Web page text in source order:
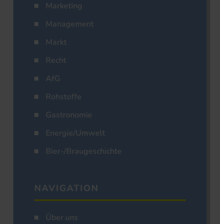
Marketing
Management
Markt
Recht
AfG
Rohstoffe
Gastronomie
Energie/Umwelt
Bier-/Braugeschichte
NAVIGATION
Über uns